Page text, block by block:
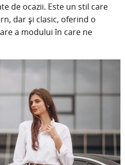
de ocazii. Este un stil care
dar și clasic, oferind o
a modului în care ne